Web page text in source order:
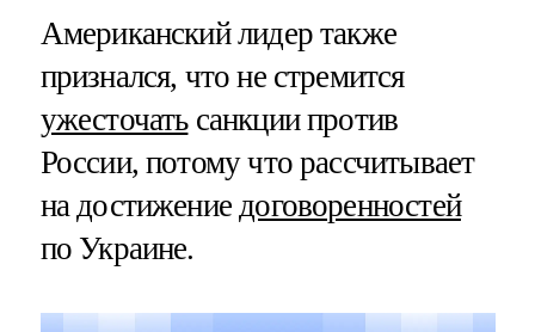
Американский лидер также
признался, что не стремится
ужесточатьсанкции против
России, потому что рассчитывает
на достижениедоговоренностей
по Украине.